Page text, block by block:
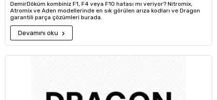
DemirDöküm kombiniz F1, F4 veya F10 hatası mı veriyor? Nitromix,
Atromix ve Aden modellerinde en sık görülen arıza kodları ve Dragon
garantili parça çözümleri burada.
Devamını oku